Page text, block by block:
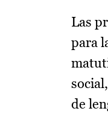
Las
para
de